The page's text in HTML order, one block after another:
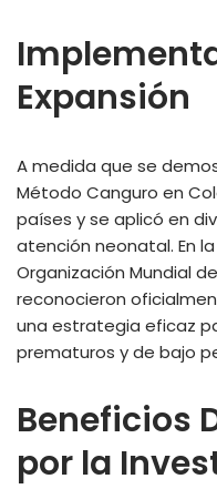
Expansión
A medida que se
Método Canguro en
países y se aplicó en
atención neonatal. En
Organización Mundial
reconocieron
una estrategia eficaz
prematuros y de bajo
Beneficios
por la